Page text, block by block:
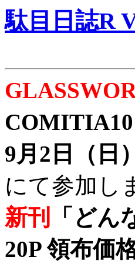
駄目日誌R
9月2日（日
にて参加し
新刊
「ど
20P 領布価